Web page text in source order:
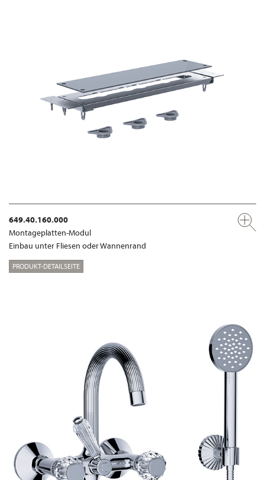
649.40.160.000
Montageplatten-Modul
Einbau unter Fliesen oder Wannenrand
PRODUKT-DETAILSEITE